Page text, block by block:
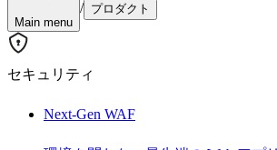
Main menu
/ プロダクト
セキュリティ
Next-Gen WAF